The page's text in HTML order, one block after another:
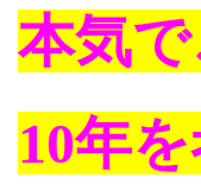
本気
10年